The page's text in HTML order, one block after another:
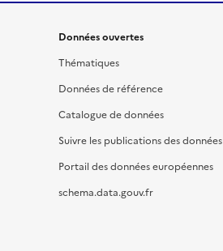
Données ouvertes
Thématiques
Données de référence
Catalogue de données
Suivre les publications des données
Portail des données européennes
schema.data.gouv.fr